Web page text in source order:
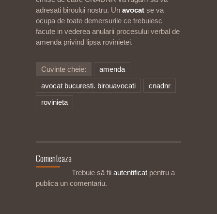
adresati biroului nostru. Un avocat se va
ocupa de toate demersurile ce trebuiesc
facute in vederea anularii procesului verbal de
amenda privind lipsa rovinietei.
Cuvinte cheie:
amenda
avocat bucuresti. birouavocati
cnadnr
rovinieta
Comenteaza
Trebuie să fii autentificat pentru a
publica un comentariu.